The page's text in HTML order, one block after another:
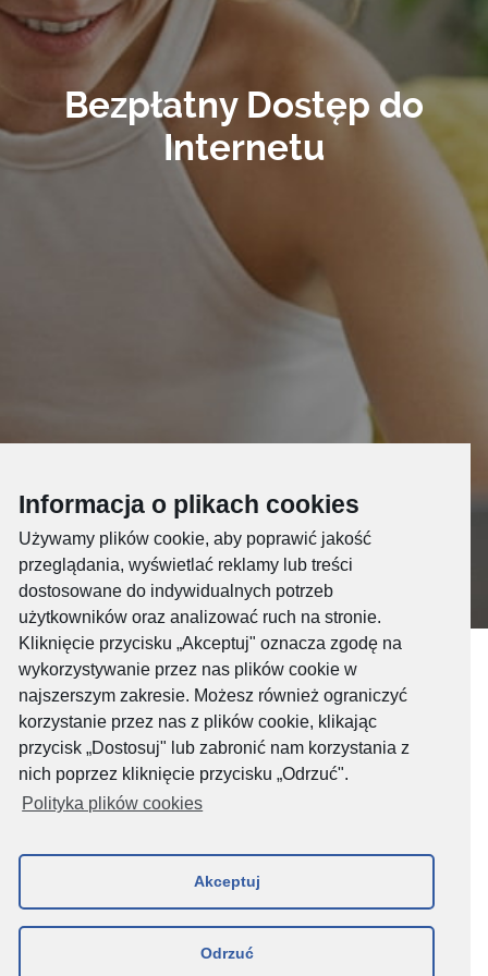
Informacja o plikach cookies
Używamy plików cookie, aby poprawić jakość
przeglądania, wyświetlać reklamy lub treści
dostosowane do indywidualnych potrzeb
użytkowników oraz analizować ruch na stronie.
Kliknięcie przycisku „Akceptuj" oznacza zgodę na
wykorzystywanie przez nas plików cookie w
najszerszym zakresie. Możesz również ograniczyć
korzystanie przez nas z plików cookie, klikając
przycisk „Dostosuj" lub zabronić nam korzystania z
nich poprzez kliknięcie przycisku „Odrzuć".
Polityka plików cookies
Akceptuj
Odrzuć
Bezpłatny Dostęp do
Internetu
Bezpłatny Dostęp do Internetu był udostępniany do
30.12.2024 r.
Zgodnie z informacjami przekazanymi 09.10.2024 r. oraz 12.12.2024 r. z
dniem 30.12.2024 r. zakończyliśmy udostępnianie Bezpłatnego Dostępu
do Internetu, który funkcjonował na podstawie Decyzji Prezesa UKE.
Otrzymaj zwrot depozytu za kartę Bezpłatnego Internetu
Rezygnujesz z Bezpłatnego Dostępu do Internetu – złóż wniosek o zwrot